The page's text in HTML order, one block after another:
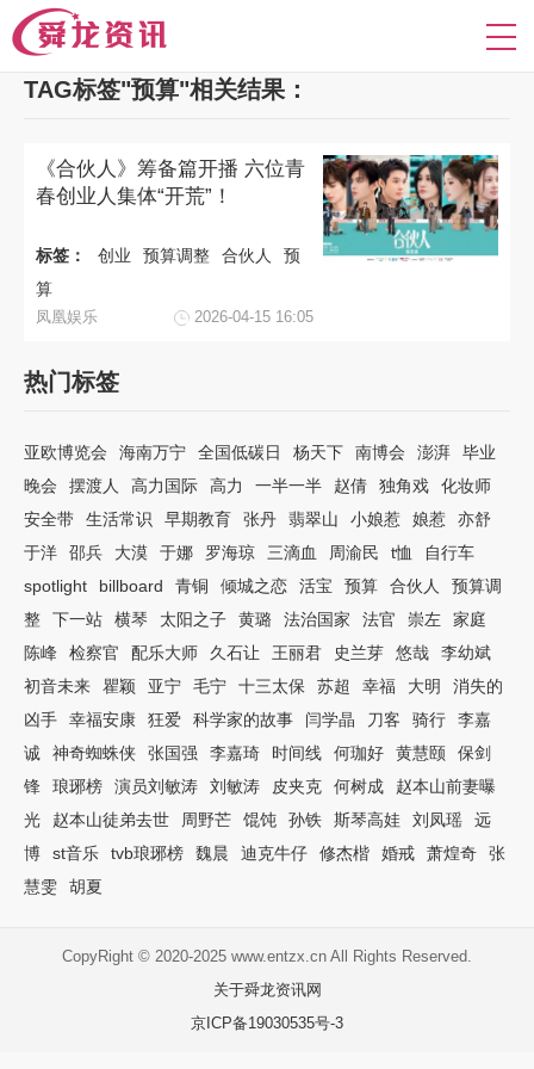
TAG标签"预算"相关结果：
《合伙人》筹备篇开播 六位青
春创业人集体“开荒”！
标签： 创业 预算调整 合伙人
预
算
凤凰娱乐 2026-04-15 16:05
热门标签
亚欧博览会 海南万宁 全国低碳日 杨天下 南博会 澎湃
毕业
晚会
摆渡人 高力国际 高力 一半一半 赵倩 独角戏
化妆师
安全带
生活常识 早期教育 张丹 翡翠山 小娘惹 娘惹
亦舒
于洋
邵兵 大漠 于娜 罗海琼 三滴血 周渝民 t恤
自行车
spotlight
billboard 青铜 倾城之恋 活宝 预算 合伙人
预算调
整
下一站 横琴 太阳之子 黄璐 法治国家 法官 崇左
家庭
陈峰
检察官 配乐大师 久石让 王丽君 史兰芽 悠哉
李幼斌
初音未来
瞿颖 亚宁 毛宁 十三太保 苏超 幸福 大明
消失的
凶手
幸福安康 狂爱 科学家的故事 闫学晶 刀客 骑行
李嘉
诚
神奇蜘蛛侠 张国强 李嘉琦 时间线 何珈好 黄慧颐
保剑
锋
琅琊榜 演员刘敏涛 刘敏涛 皮夹克 何树成
赵本山前妻曝
光
赵本山徒弟去世 周野芒 馄饨 孙铁 斯琴高娃 刘凤瑶
远
博
st音乐 tvb琅琊榜 魏晨 迪克牛仔 修杰楷 婚戒 萧煌奇
张
慧雯
胡夏
CopyRight © 2020-2025 www.entzx.cn All Rights Reserved.
关于舜龙资讯网
京ICP备19030535号-3